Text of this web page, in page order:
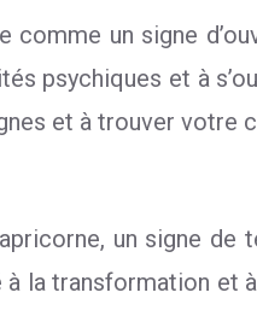
comme un signe
psychiques et à
et à trouver votre
un signe
la transformation et